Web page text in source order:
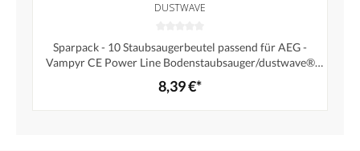
DUSTWAVE
Sparpack - 10 Staubsaugerbeutel passend für AEG -
Vampyr CE Power Line Bodenstaubsauger/dustwave®
Markenstaubbeutel - Made in Germany + inkl. Microfilter
8,39 €*